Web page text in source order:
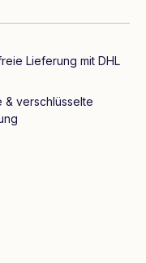
Lieferung mit DHL
& verschlüsselte